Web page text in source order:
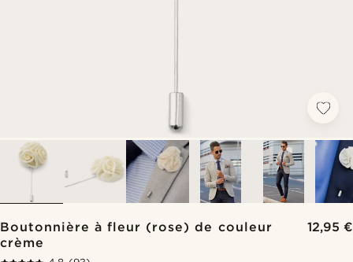
Boutonnière à fleur (rose) de couleur
crème
12,95 €